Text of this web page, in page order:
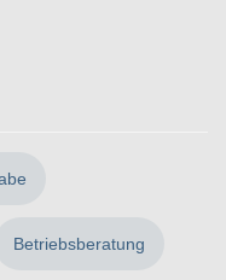
Betriebsberatung